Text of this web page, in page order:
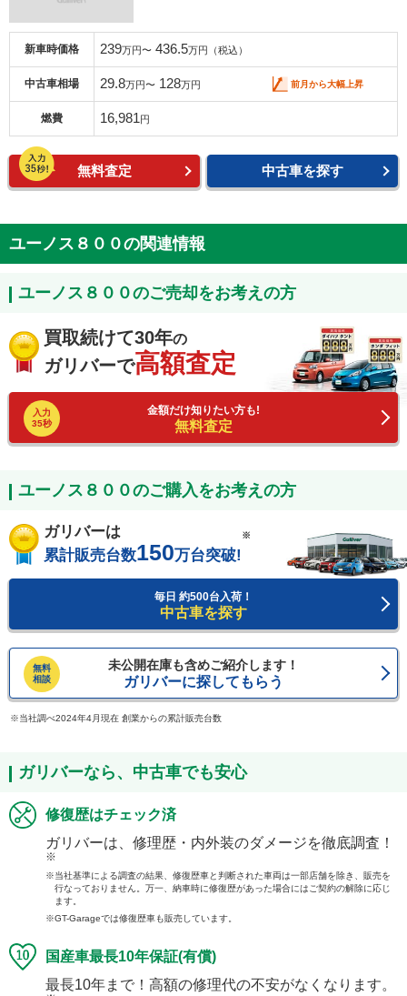
新車時価格 239万円〜 436.5万円（税込）
中古車相場 29.8万円〜 128万円 前月から大幅上昇
燃費 16,981円
無料査定 中古車を探す
ユーノス８００の関連情報
ユーノス８００のご売却をお考えの方
買取続けて30年の
ガリバーで高額査定
入力
35秒
金額だけ知りたい方も!
無料査定
ユーノス８００のご購入をお考えの方
ガリバーは
累計販売台数150万台突破!
※
毎日 約500台入荷！
中古車を探す
無料
相談
未公開在庫も含めご紹介します！
ガリバーに探してもらう
当社調べ2024年4月現在 創業からの累計販売台数
ガリバーなら、中古車でも安心
修復歴はチェック済
ガリバーは、修理歴・内外装のダメージを徹底調査！
※
当社基準による調査の結果、修復歴車と判断された車両は一部店舗を除き、販売を
行なっておりません。万一、納車時に修復歴があった場合にはご契約の解除に応じ
ます。
GT-Garageでは修復歴車も販売しています。
国産車最長10年保証(有償)
最長10年まで！高額の修理代の不安がなくなります。